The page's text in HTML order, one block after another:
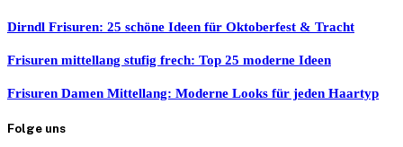
Dirndl Frisuren: 25 schöne Ideen für Oktoberfest & Tracht
Frisuren mittellang stufig frech: Top 25 moderne Ideen
Frisuren Damen Mittellang: Moderne Looks für jeden Haartyp
Folge uns